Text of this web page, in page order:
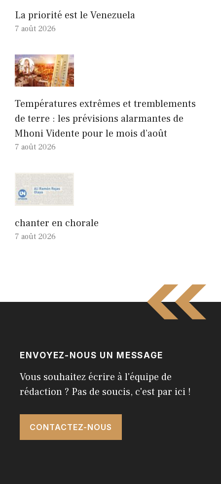
La priorité est le Venezuela
7 août 2026
Températures extrêmes et tremblements
de terre : les prévisions alarmantes de
Mhoni Vidente pour le mois d’août
7 août 2026
chanter en chorale
7 août 2026
ENVOYEZ-NOUS UN MESSAGE
Vous souhaitez écrire à l'équipe de
rédaction ? Pas de soucis, c'est par ici !
CONTACTEZ-NOUS